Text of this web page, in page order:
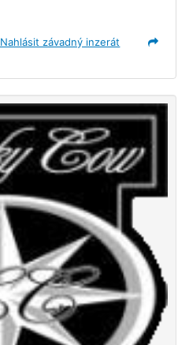
Nahlásit závadný inzerát